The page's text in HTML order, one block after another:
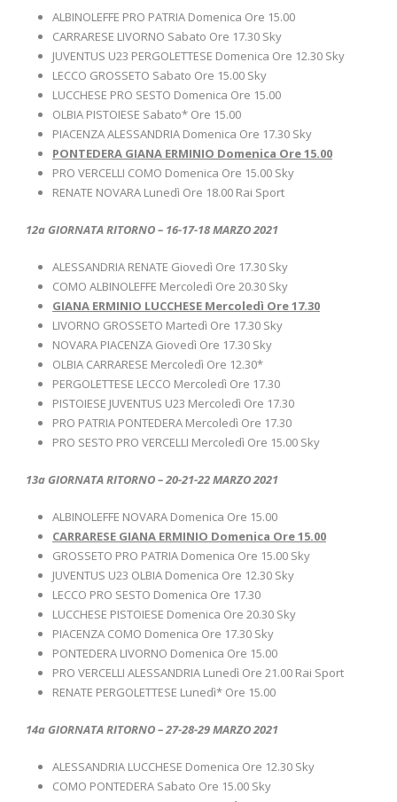
ALBINOLEFFE PRO PATRIA Domenica Ore 15.00
CARRARESE LIVORNO Sabato Ore 17.30 Sky
JUVENTUS U23 PERGOLETTESE Domenica Ore 12.30 Sky
LECCO GROSSETO Sabato Ore 15.00 Sky
LUCCHESE PRO SESTO Domenica Ore 15.00
OLBIA PISTOIESE Sabato* Ore 15.00
PIACENZA ALESSANDRIA Domenica Ore 17.30 Sky
PONTEDERA GIANA ERMINIO Domenica Ore 15.00
PRO VERCELLI COMO Domenica Ore 15.00 Sky
RENATE NOVARA Lunedì Ore 18.00 Rai Sport
12a GIORNATA RITORNO – 16-17-18 MARZO 2021
ALESSANDRIA RENATE Giovedì Ore 17.30 Sky
COMO ALBINOLEFFE Mercoledì Ore 20.30 Sky
GIANA ERMINIO LUCCHESE Mercoledì Ore 17.30
LIVORNO GROSSETO Martedì Ore 17.30 Sky
NOVARA PIACENZA Giovedì Ore 17.30 Sky
OLBIA CARRARESE Mercoledì Ore 12.30*
PERGOLETTESE LECCO Mercoledì Ore 17.30
PISTOIESE JUVENTUS U23 Mercoledì Ore 17.30
PRO PATRIA PONTEDERA Mercoledì Ore 17.30
PRO SESTO PRO VERCELLI Mercoledì Ore 15.00 Sky
13a GIORNATA RITORNO – 20-21-22 MARZO 2021
ALBINOLEFFE NOVARA Domenica Ore 15.00
CARRARESE GIANA ERMINIO Domenica Ore 15.00
GROSSETO PRO PATRIA Domenica Ore 15.00 Sky
JUVENTUS U23 OLBIA Domenica Ore 12.30 Sky
LECCO PRO SESTO Domenica Ore 17.30
LUCCHESE PISTOIESE Domenica Ore 20.30 Sky
PIACENZA COMO Domenica Ore 17.30 Sky
PONTEDERA LIVORNO Domenica Ore 15.00
PRO VERCELLI ALESSANDRIA Lunedì Ore 21.00 Rai Sport
RENATE PERGOLETTESE Lunedì* Ore 15.00
14a GIORNATA RITORNO – 27-28-29 MARZO 2021
ALESSANDRIA LUCCHESE Domenica Ore 12.30 Sky
COMO PONTEDERA Sabato Ore 15.00 Sky